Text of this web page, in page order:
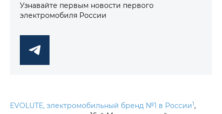
Узнавайте первым новости первого
электромобиля России
EVOLUTE, электромобильный бренд №1 в России1,